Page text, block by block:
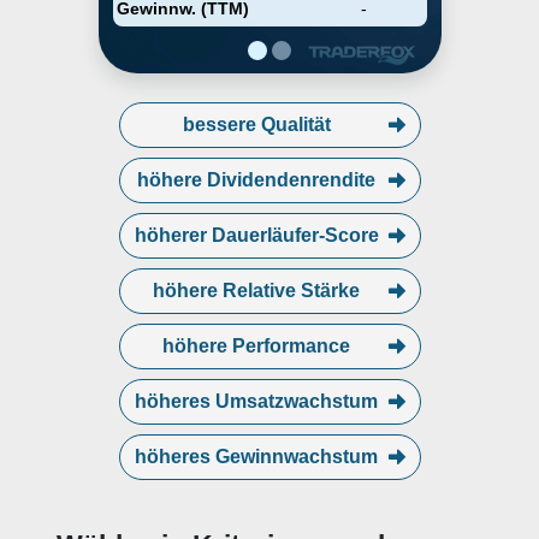
Gewinnw. (TTM) -
in ihren drei Kernbereichen.
bessere Qualität
höhere Dividendenrendite
höherer Dauerläufer-Score
höhere Relative Stärke
höhere Performance
höheres Umsatzwachstum
höheres Gewinnwachstum